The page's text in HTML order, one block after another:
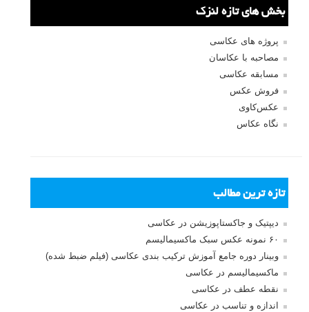
بخش های تازه لنزک
پروژه های عکاسی
مصاحبه با عکاسان
مسابقه عکاسی
فروش عکس
عکس‌کاوی
نگاه عکاس
تازه ترین مطالب
دیپتیک و جاکستا‌پوزیشن در عکاسی
۶۰ نمونه عکس سبک ماکسیمالیسم
وبینار دوره جامع آموزش ترکیب بندی عکاسی (فیلم ضبط شده)
ماکسیمالیسم در عکاسی
نقطه عطف در عکاسی
اندازه و تناسب در عکاسی